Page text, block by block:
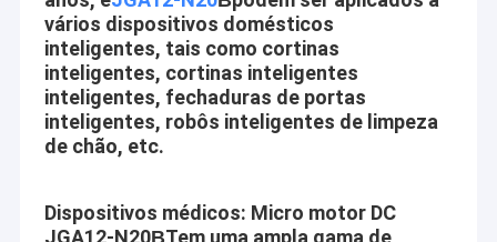
Casa
Sobre nós
vários dispositivos domésticos
inteligentes, tais como cortinas
inteligentes, cortinas inteligentes
inteligentes, fechaduras de portas
inteligentes, robôs inteligentes de limpeza
de chão, etc.
Dispositivos médicos: Micro motor DC
JGA12-N20
Tem uma ampla gama de
O motor Co. de Shenzhen Jinshunlaite, Ltd. é um fabricante do
motor da engrenagem da C.C., do motor do bldc, do motor da
pwm, Aslong é nosso tipo. com facilidades de teste bem-
equipadas e força técnica forte. Com uma vasta gama, uma